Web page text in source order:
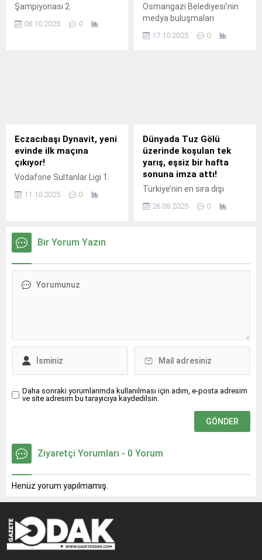
Şampiyonası 2.
08.10.2025 0
Osmangazi Belediyesi’nin
medya buluşmaları
‘Maç Kaç Kaç?’ söyleşisinin
17.10.2025 0
Eczacıbaşı Dynavit, yeni
evinde ilk maçına
çıkıyor!
Vodafone Sultanlar Ligi 1.
11.10.2025 0
Dünyada Tuz Gölü
üzerinde koşulan tek
yarış, eşsiz bir hafta
sonuna imza attı!
Türkiye’nin en sıra dışı
olan Runfire Salt Lake Ultra
26.08.2025 0
Bir Yorum Yazın
Daha sonraki yorumlarımda kullanılması için adım, e-posta adresim
ve site adresim bu tarayıcıya kaydedilsin.
Ziyaretçi Yorumları - 0 Yorum
Henüz yorum yapılmamış.